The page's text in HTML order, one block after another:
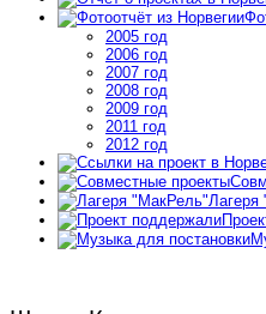
2005 год
2006 год
2007 год
2008 год
2009 год
2011 год
2012 год
Лагеря